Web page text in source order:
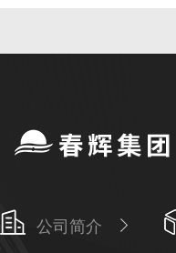
公司简介